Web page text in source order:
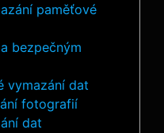
paměťové‍
bezpečným
vymazání dat
fotografií
‌dat